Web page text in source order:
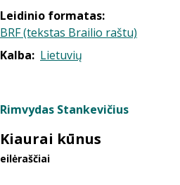
Leidinio formatas:
BRF (tekstas Brailio raštu)
Kalba: Lietuvių
Rimvydas Stankevičius
Kiaurai kūnus
eilėraščiai